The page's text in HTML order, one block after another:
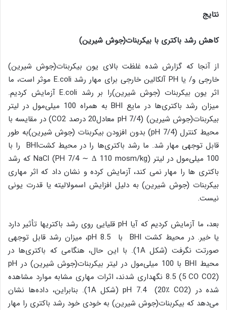
نتایج
کاهش رشد باکتری با بیکربنات(جوش شیرین)
از آنجا که گزارش شده غلظت بالای یون بیکربنات(جوش شیرین)
خارجی و/ یا PH آلکالین خارجی برای مهار رشد E.coli موثر است، ما
اثر یون بیکربنات (جوش شیرین)را بر رشد E.coli آزمایش کردیم.
میزان رشد باکتری‌ها در مایع BHI به همراه 100 میلی‌مول در لیتر
بیکربنات(جوش شیرین) (pH 7/4 معادل20 درصد CO2) در مقایسه با
محیط کنترل (pH 7/4) بدون افزودن بیکربنات (جوش شیرین)به طور
قابل توجهی مهار شد. ما رشد باکتری‌ها را در محیط کشتBHI را با
100 میلی‌مول در لیتر NaCl (PH 7/4 ∼ Δ 110 mosm/kg) که رشد
باکتری ها را مهار نمی کند، آزمایش کرده و نشان داد که اثر مهاری
بیکربنات (جوش شیرین) به دلیل افزایش اسمولالیته یا قدرت یونی
نیست.
بعد، ما آزمایش کردیم که آیا pH قلیایی روی رشد باکتریها تأثیر دارد
یا خیر. در محیط کشت BHI با pH 8.5، میزان رشد قابل توجهی
صورتت نگرفت (شکل 1A). با این حال، هنگامی که باکتری‌ها در
محیط BHI با 100 میلی‌مول در لیتر بیکربنات(جوش شیرین) در pH
8.5 (5 CO CO2) نگهداری شدند، اثرات مهاری مشابه موارد مشاهده
شده در pH 7.4 (20٪ CO2) (شکل 1A). بنابراین، داده‌ها نشان
می‌دهد که بیکربنات(جوش شیرین) به خودی خود رشد باکتری را مهار